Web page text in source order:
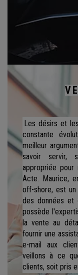
Les désirs et
constante
meilleur
savoir servir,
appropriée pour
Acte. Maurice,
off-shore, est
des données et
possède
la vente au
fournir une
e-mail aux
veillons à ce
clients, soit pris